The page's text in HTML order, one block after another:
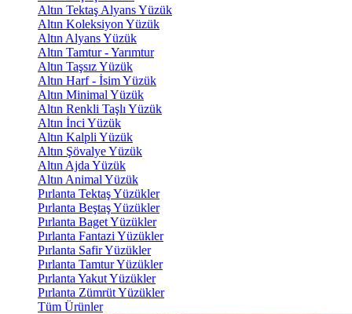
Altın Tektaş Alyans Yüzük
Altın Koleksiyon Yüzük
Altın Alyans Yüzük
Altın Tamtur - Yarımtur
Altın Taşsız Yüzük
Altın Harf - İsim Yüzük
Altın Minimal Yüzük
Altın Renkli Taşlı Yüzük
Altın İnci Yüzük
Altın Kalpli Yüzük
Altın Şövalye Yüzük
Altın Ajda Yüzük
Altın Animal Yüzük
Pırlanta Tektaş Yüzükler
Pırlanta Beştaş Yüzükler
Pırlanta Baget Yüzükler
Pırlanta Fantazi Yüzükler
Pırlanta Safir Yüzükler
Pırlanta Tamtur Yüzükler
Pırlanta Yakut Yüzükler
Pırlanta Zümrüt Yüzükler
Tüm Ürünler